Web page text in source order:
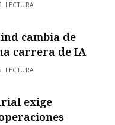
LECTURA
cambia de
carrera de IA
LECTURA
exige